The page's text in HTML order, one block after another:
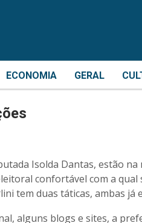
ECONOMIA GERAL
Isolda Dantas, estão na
confortável com a qual
tem duas táticas, ambas já
alguns blogs e sites, a